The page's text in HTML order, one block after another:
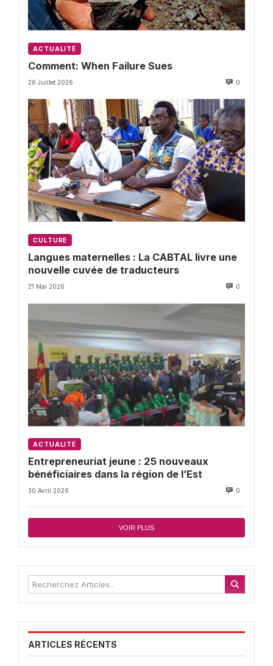
ACTUALITÉ
Comment: When Failure Sues
26 Juillet 2026 0
CULTURE
Langues maternelles : La CABTAL livre une
nouvelle cuvée de traducteurs
21 Mai 2026 0
ACTUALITÉ
Entrepreneuriat jeune : 25 nouveaux
bénéficiaires dans la région de l’Est
30 Avril 2026 0
VOIR PLUS
ARTICLES RÉCENTS